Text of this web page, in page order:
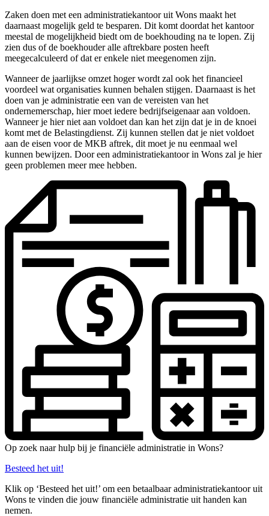
Zaken doen met een administratiekantoor uit Wons maakt het
daarnaast mogelijk geld te besparen. Dit komt doordat het kantoor
meestal de mogelijkheid biedt om de boekhouding na te lopen. Zij
zien dus of de boekhouder alle aftrekbare posten heeft
meegecalculeerd of dat er enkele niet meegenomen zijn.
Wanneer de jaarlijkse omzet hoger wordt zal ook het financieel
voordeel wat organisaties kunnen behalen stijgen. Daarnaast is het
doen van je administratie een van de vereisten van het
ondernemerschap, hier moet iedere bedrijfseigenaar aan voldoen.
Wanneer je hier niet aan voldoet dan kan het zijn dat je in de knoei
komt met de Belastingdienst. Zij kunnen stellen dat je niet voldoet
aan de eisen voor de MKB aftrek, dit moet je nu eenmaal wel
kunnen bewijzen. Door een administratiekantoor in Wons zal je hier
geen problemen meer mee hebben.
Op zoek naar hulp bij je financiële administratie in Wons?
Besteed het uit!
Klik op ‘Besteed het uit!’ om een betaalbaar administratiekantoor uit
Wons te vinden die jouw financiële administratie uit handen kan
nemen.